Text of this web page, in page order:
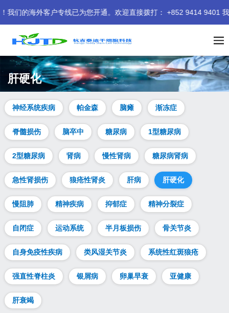
外客户专线已为您开通。欢迎直接拨打： +852 9414 9401 我们期
肝硬化
神经系统疾病 帕金森 脑瘫 渐冻症
脊髓损伤 脑卒中 糖尿病 1型糖尿病
2型糖尿病 肾病 慢性肾病 糖尿病肾病
急性肾损伤 狼疮性肾炎 肝病 肝硬化
慢阻肺 精神疾病 抑郁症 精神分裂症
自闭症 运动系统 半月板损伤 骨关节炎
自身免疫性疾病 类风湿关节炎 系统性红斑狼疮
强直性脊柱炎 银屑病 卵巢早衰 亚健康
肝衰竭